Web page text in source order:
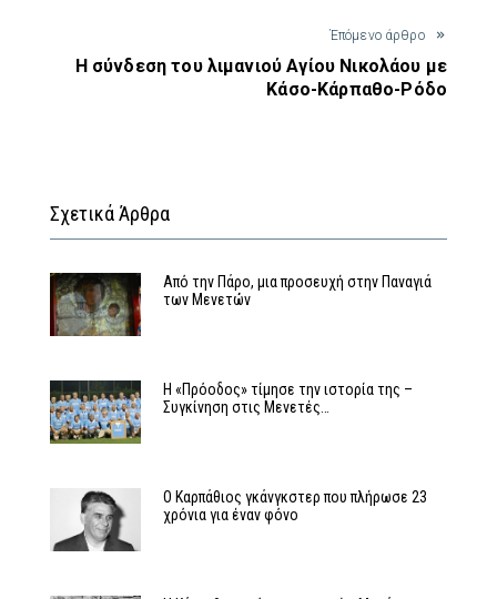
Έπόμενο άρθρο
Η σύνδεση του λιμανιού Αγίου Νικολάου με
Κάσο-Κάρπαθο-Ρόδο
Σχετικά Άρθρα
Από την Πάρο, μια προσευχή στην Παναγιά
των Μενετών
Η «Πρόοδος» τίμησε την ιστορία της –
Συγκίνηση στις Μενετές…
Ο Καρπάθιος γκάνγκστερ που πλήρωσε 23
χρόνια για έναν φόνο